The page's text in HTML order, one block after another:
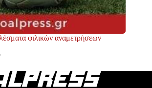
φιλικών αναμετρήσεων